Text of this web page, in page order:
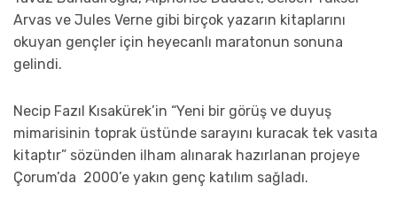
Arvas ve Jules Verne gibi birçok yazarın kitaplarını
okuyan gençler için heyecanlı maratonun sonuna
gelindi.
Necip Fazıl Kısakürek’in “Yeni bir görüş ve duyuş
mimarisinin toprak üstünde sarayını kuracak tek vasıta
kitaptır” sözünden ilham alınarak hazırlanan projeye
Çorum’da 2000’e yakın genç katılım sağladı.